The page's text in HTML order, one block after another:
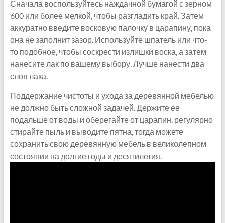
Сначала воспользуйтесь наждачной бумагой с зерном
600 или более мелкой, чтобы разгладить край. Затем
аккуратно введите восковую палочку в царапину, пока
она не заполнит зазор. Используйте шпатель или что-
то подобное, чтобы соскрести излишки воска, а затем
нанесите лак по вашему выбору. Лучше нанести два
слоя лака.
Поддержание чистоты и ухода за деревянной мебелью
не должно быть сложной задачей. Держите ее
подальше от воды и оберегайте от царапин, регулярно
стирайте пыль и выводите пятна, тогда можете
сохранить свою деревянную мебель в великолепном
состоянии на долгие годы и десятилетия.